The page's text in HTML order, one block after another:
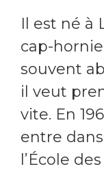
Il est né à
cap-
souvent
il veut
vite. En
entre
l’École